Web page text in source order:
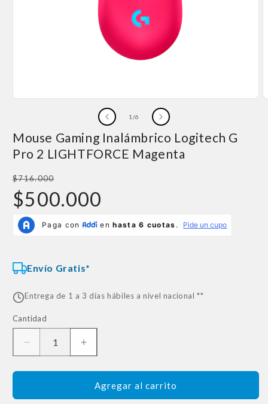
en
ventana
1 /de
6
Mouse Gaming Inalámbrico Logitech G
Pro 2 LIGHTFORCE Magenta
Precio
habitual
$716.000
Precio
de
oferta
$500.000
Envío Gratis*
Entrega de 1 a 3 días hábiles a nivel nacional **
Cantidad
Reducir
cantidad
para
Gaming
Aumentar
cantidad
para
Mouse
Gaming
Agregar al carrito